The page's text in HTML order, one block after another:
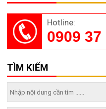
Hotline:
0909 37
TÌM KIẾM